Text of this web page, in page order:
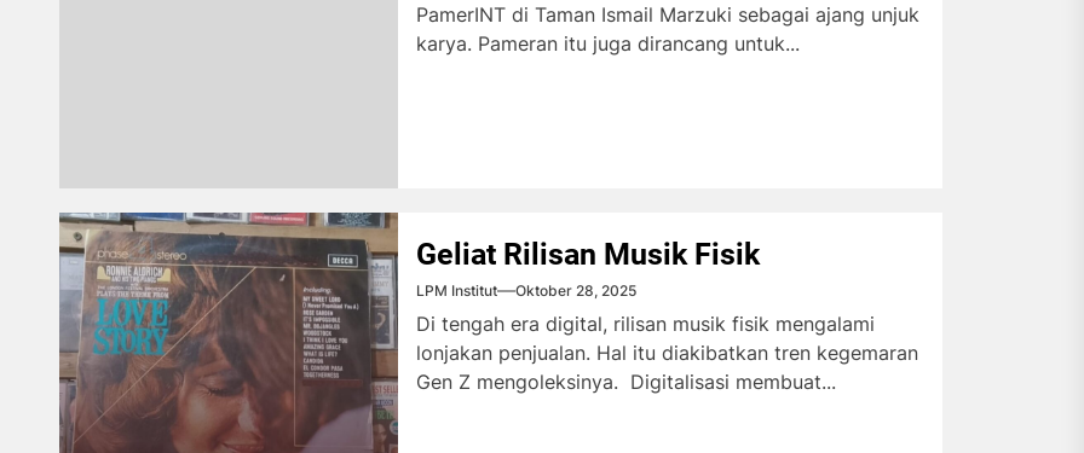
PamerINT di Taman Ismail Marzuki sebagai ajang unjuk
karya. Pameran itu juga dirancang untuk...
Geliat Rilisan Musik Fisik
LPM Institut Oktober 28, 2025
Di tengah era digital, rilisan musik fisik mengalami
lonjakan penjualan. Hal itu diakibatkan tren kegemaran
Gen Z mengoleksinya. Digitalisasi membuat...